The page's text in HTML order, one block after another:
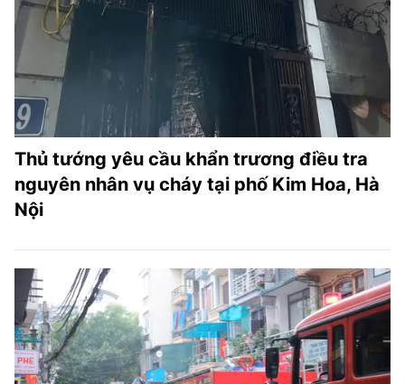
TRA CỨU PHƯỜNG XÃ
CỐNG HIẾN
BÙI XUÂN PHÁI
TIỆN ÍCH
LIÊN HỆ QUẢNG CÁO
MẠNG XÃ HỘI
Thủ tướng yêu cầu khẩn trương điều tra
nguyên nhân vụ cháy tại phố Kim Hoa, Hà
Nội